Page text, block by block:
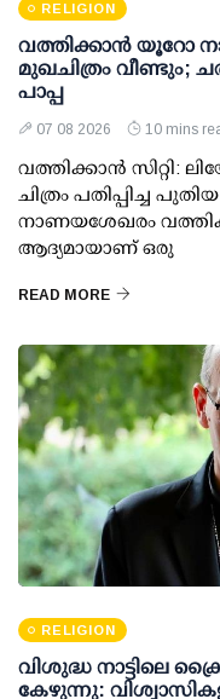
RELIGION
വത്തിക്കാൻ യൂറോ
മുഖചിത്രം വീണ്ടും;
പാപ്പ
07 08 2026 10 mins
വത്തിക്കാൻ സിറ്റി:
ചിത്രം പതിപ്പിച്ച
നാണയശേഖരം
ആദ്യമായാണ് ഒരു
READ MORE
RELIGION
വിശുദ്ധ നാട്ടിലെ
കേഴുന്നു: